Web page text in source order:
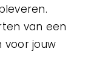
van een
voor jouw